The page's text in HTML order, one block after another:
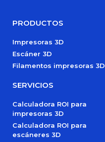
PRODUCTOS
Impresoras 3D
Escáner 3D
Filamentos impresoras 3D
SERVICIOS
Calculadora ROI para
impresoras 3D
Calculadora ROI para
escáneres 3D